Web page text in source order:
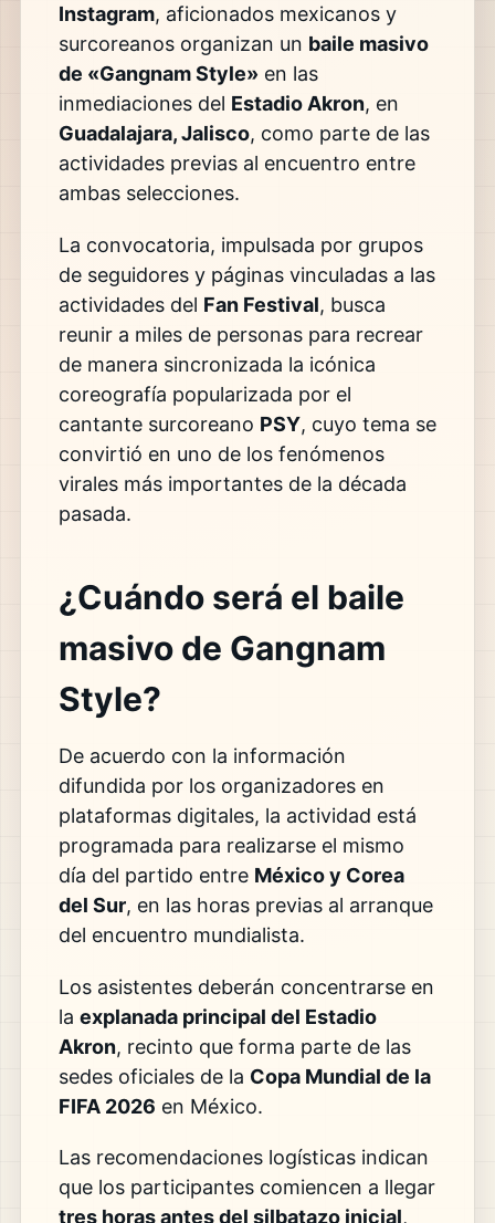
Instagram, aficionados mexicanos y
surcoreanos organizan un baile masivo
de «Gangnam Style»en las
inmediaciones del Estadio Akron, en
Guadalajara, Jalisco, como parte de las
actividades previas al encuentro entre
ambas selecciones.
La convocatoria, impulsada por grupos
de seguidores y páginas vinculadas a las
actividades del Fan Festival, busca
reunir a miles de personas para recrear
de manera sincronizada la icónica
coreografía popularizada por el
cantante surcoreano PSY, cuyo tema se
convirtió en uno de los fenómenos
virales más importantes de la década
pasada.
¿Cuándo será el baile
masivo de Gangnam
Style?
De acuerdo con la información
difundida por los organizadores en
plataformas digitales, la actividad está
programada para realizarse el mismo
día del partido entre México y Corea
del Sur, en las horas previas al arranque
del encuentro mundialista.
Los asistentes deberán concentrarse en
la explanada principal del Estadio
Akron, recinto que forma parte de las
sedes oficiales de la Copa Mundial de la
FIFA 2026 en México.
Las recomendaciones logísticas indican
que los participantes comiencen a llegar
tres horas antes del silbatazo inicial,